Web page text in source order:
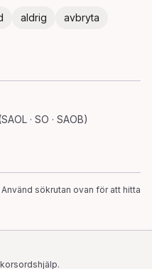
aldrig
avbryta
· SO · SAOB)
sökrutan ovan för att hitta